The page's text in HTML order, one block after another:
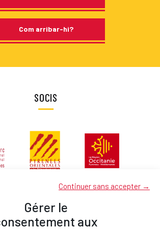
Gérer le
aux
Continuer sans accepter →
Com arribar-hi?
SOCIS